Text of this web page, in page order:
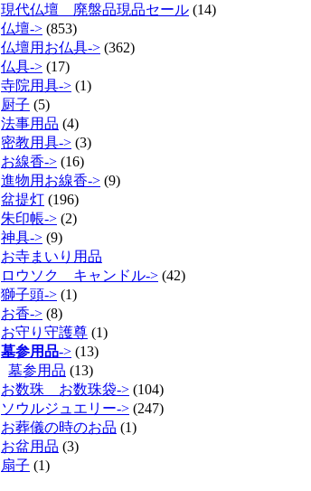
現代仏壇 廃盤品現品セール (14)
仏壇-> (853)
仏壇用お仏具-> (362)
仏具-> (17)
寺院用具-> (1)
厨子 (5)
法事用品 (4)
密教用具-> (3)
お線香-> (16)
進物用お線香-> (9)
盆提灯 (196)
朱印帳-> (2)
神具-> (9)
お寺まいり用品
ロウソク キャンドル-> (42)
獅子頭-> (1)
お香-> (8)
お守り守護尊 (1)
墓参用品-> (13)
墓参用品 (13)
お数珠 お数珠袋-> (104)
ソウルジュエリー-> (247)
お葬儀の時のお品 (1)
お盆用品 (3)
扇子 (1)